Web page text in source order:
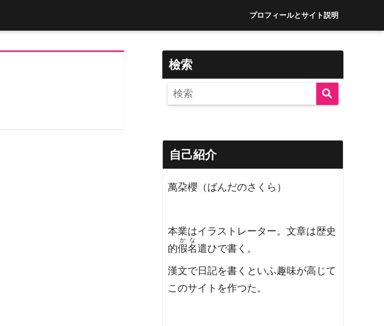
プロフィールとサイト説明
檢索
自己紹介
萬朶櫻（ばんだのさくら）
本業はイラストレーター。文章は歴史
的假名
かな
遣ひで書く。
漢文で日記を書くといふ趣味が高じて
このサイトを作つた。